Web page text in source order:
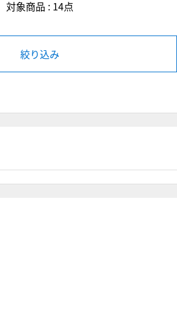
対象商品 : 14点
絞り込み